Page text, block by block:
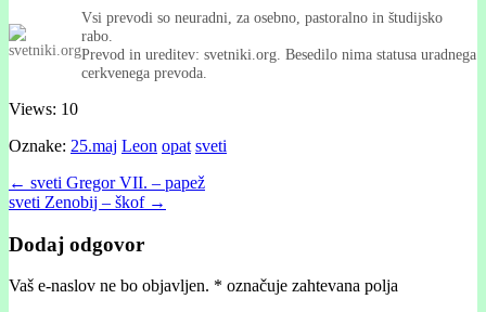
Vsi prevodi so neuradni, za osebno, pastoralno in študijsko
rabo.
Prevod in ureditev: svetniki.org. Besedilo nima statusa uradnega
cerkvenega prevoda.
Views: 10
Oznake: 25.maj Leon opat sveti
Post
navigation
← sveti Gregor VII. – papež
sveti Zenobij – škof →
Dodaj odgovor
Vaš e-naslov ne bo objavljen. * označuje zahtevana polja